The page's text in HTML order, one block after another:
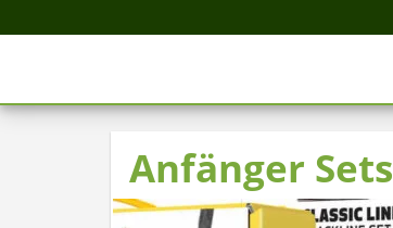
Anfänger Sets